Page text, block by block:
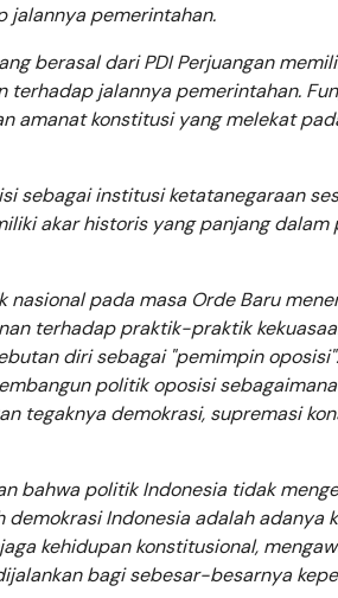
jalannya pemerintahan.
berasal dari PDI Perjuangan
terhadap jalannya pemerintahan.
amanat konstitusi yang melekat
sebagai institusi ketatanegaraan
akar historis yang panjang
nasional pada masa Orde Baru
terhadap praktik-praktik
diri sebagai "pemimpin
politik oposisi
tegaknya demokrasi, supremasi
bahwa politik Indonesia tidak
Indonesia adalah
kehidupan konstitusional,
bagi sebesar-besarnya